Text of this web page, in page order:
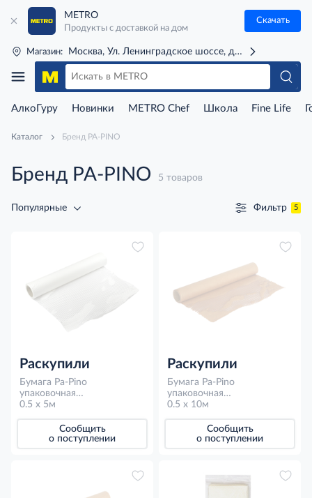
METRO
Продукты с доставкой на дом
Скачать
Магазин: Москва, Ул. Ленинградское шоссе, д. 71Г (м. Речной
АлкоГуру Новинки METRO Chef Школа Fine Life
Каталог Бренд PA-PINO
Бренд PA-PINO 5 товаров
Популярные Фильтр 5
Раскупили
Бумага Pa-Pino
упаковочная
перфорированная белая,
0.5 x 5м
Сообщить
о поступлении
Раскупили
Бумага Pa-Pino
упаковочная
перфорированная крафт,
0.5 x 10м
Сообщить
о поступлении